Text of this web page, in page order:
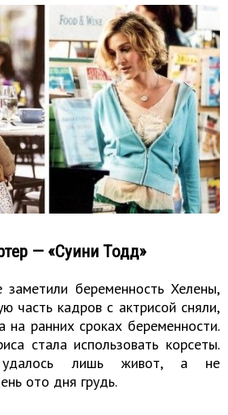
— «Суини Тодд»
заметили беременность Хелены,
часть кадров с актрисой сняли,
ранних сроках беременности.
стала использовать корсеты.
удалось лишь живот, а не
ото дня грудь.